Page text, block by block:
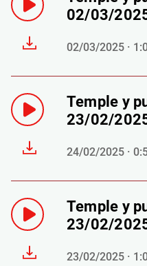
02/03/
02/03/2025 ·
Temple y
23/02/
24/02/2025 ·
Temple y
23/02/
23/02/2025 ·